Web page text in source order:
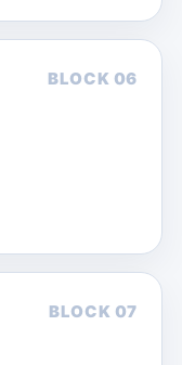
BLOCK 06
BLOCK 07